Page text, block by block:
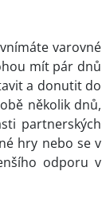
varovné
mít pár dnů
a donutit do
několik dnů,
partnerských
hry nebo se v
odporu v